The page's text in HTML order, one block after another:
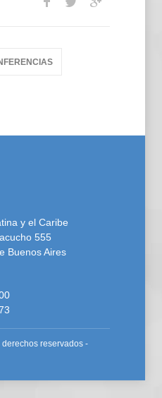
y el Caribe
555
Buenos Aires
reservados -